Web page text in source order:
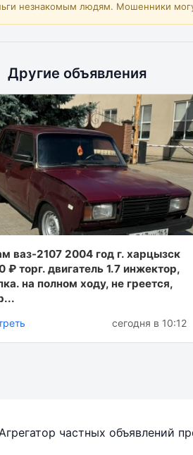
незнакомым людям. Мошенники
Другие объявления
ваз-2107 2004 год г. харцызск
₽ торг. двигатель 1.7 инжектор,
на полном ходу, не греется,
сегодня в 10:12
частных объявлений